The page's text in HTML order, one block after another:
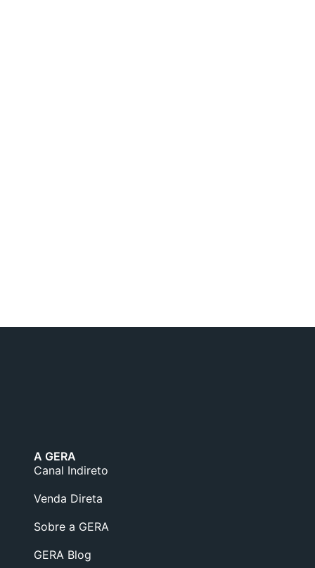
A GERA
Canal Indireto
Venda Direta
Sobre a GERA
GERA Blog